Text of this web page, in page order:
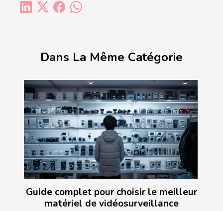
Dans La Même Catégorie
Guide complet pour choisir le meilleur
matériel de vidéosurveillance